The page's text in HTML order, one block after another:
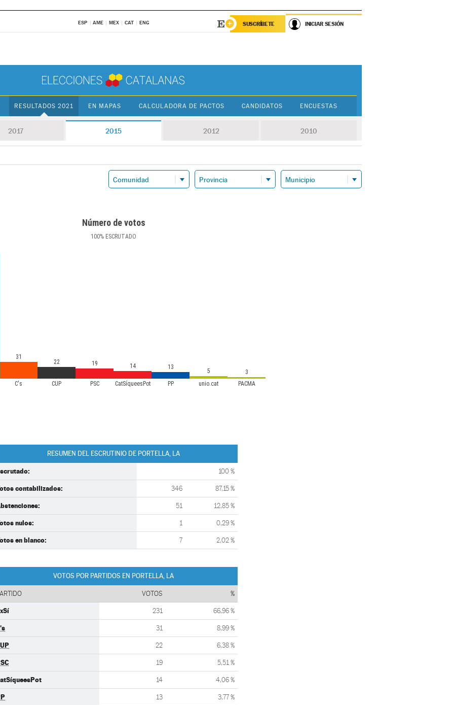
ESP AME MEX CAT ENG SUSCRÍBETE INICIAR SESIÓN
RESULTADOS 2021 EN MAPAS CALCULADORA DE PACTOS CANDIDATOS ENCUESTAS
2017 2015 2012 2010
Número de votos
100% ESCRUTADO
C's CUP PSC CatSíqueesPot PP unio.cat PACMA
31
22 19 14 13
5 3
RESUMEN DEL ESCRUTINIO DE PORTELLA, LA
100 %
contabilizados: 346 87,15 %
51 12,85 %
nulos: 1 0,29 %
en blanco: 7 2,02 %
VOTOS POR PARTIDOS EN PORTELLA, LA
VOTOS %
231 66,96 %
31 8,99 %
22 6,38 %
19 5,51 %
14 4,06 %
13 3,77 %